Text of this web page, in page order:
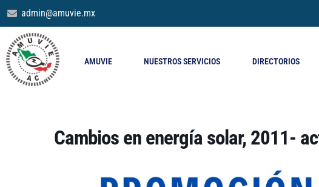
admin@amuvie.mx
AMUVIE NUESTROS SERVICIOS DIRECTORIOS
Cambios en energía solar, 2011-